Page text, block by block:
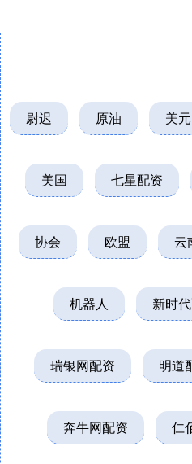
尉迟 原油 美元
美国 七星配资
协会 欧盟 云
机器人 新时
瑞银网配资 明道
奔牛网配资 仁